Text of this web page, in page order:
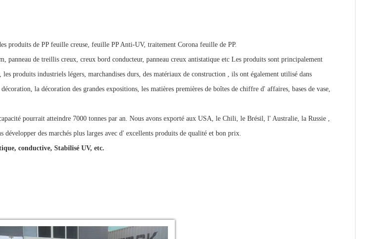
produits de PP feuille creuse, feuille PP Anti-UV, traitement Corona feuille de PP.
panneau de treillis creux, creux bord conducteur, panneau creux antistatique etc Les produits sont principalement
produits industriels légers, marchandises durs, des matériaux de construction , ils ont également utilisé dans
la décoration des grandes expositions, les matières premières de boîtes de chiffre d' affaires, bases de vase,
pourrait atteindre 7000 tonnes par an. Nous avons exporté aux USA, le Chili, le Brésil, l' Australie, la Russie ,
des marchés plus larges avec d' excellents produits de qualité et bon prix.
conductive, Stabilisé UV, etc.